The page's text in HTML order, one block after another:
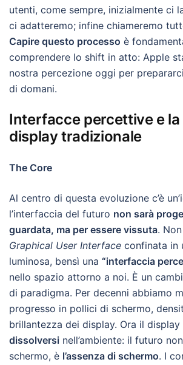
utenti, come sempre, inizialmente ci
ci adatteremo; infine chiameremo
Capire questo processo è
comprendere lo shift in atto: Apple
nostra percezione oggi per
di domani.
Interfacce percettive e la
display tradizionale
The Core
Al centro di questa evoluzione c’è
l’interfaccia del futuro non sarà
guardata, ma per essere vissuta.
Graphical User Interface confinata in
luminosa, bensì una “interfaccia
nello spazio attorno a noi. È un
di paradigma. Per decenni abbiamo
progresso in pollici di schermo,
brillantezza dei display. Ora il
dissolversi nell’ambiente: il futuro
schermo, è l’assenza di schermo. I